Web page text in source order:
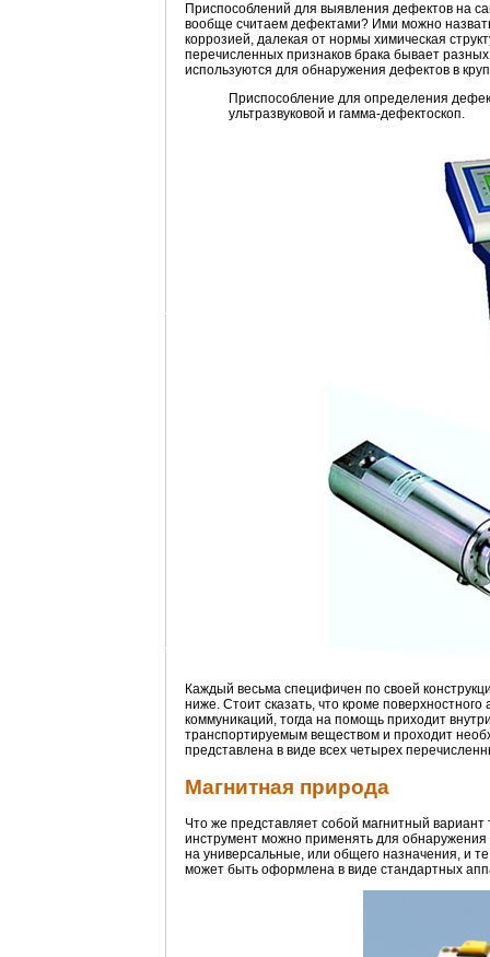
Приспособлений для выявления дефектов на
вообще считаем дефектами? Ими можно
коррозией, далекая от нормы химическая
перечисленных признаков брака бывает
используются для обнаружения дефектов в
Приспособление для определения
ультразвуковой и гамма-дефектоскоп.
Каждый весьма специфичен по своей
ниже. Стоит сказать, что кроме
коммуникаций, тогда на помощь приходит
транспортируемым веществом и проходит
представлена в виде всех четырех
Магнитная природа
Что же представляет собой магнитный
инструмент можно применять для
на универсальные, или общего назначения, и
может быть оформлена в виде стандартных